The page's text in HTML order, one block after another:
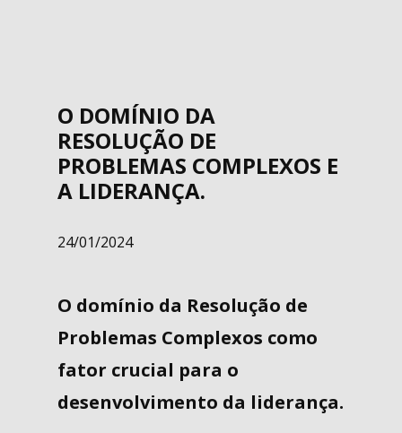
O DOMÍNIO DA
RESOLUÇÃO DE
PROBLEMAS COMPLEXOS E
A LIDERANÇA.
24/01/2024
O domínio da Resolução de
Problemas Complexos como
fator crucial para o
desenvolvimento da liderança.